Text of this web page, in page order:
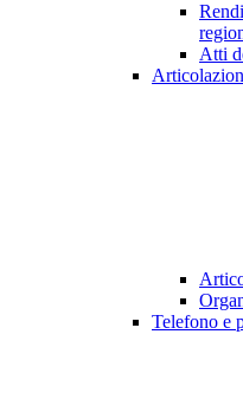
Atti
Telefono e